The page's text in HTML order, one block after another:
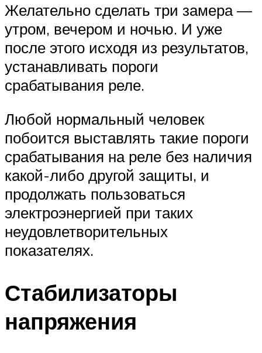
Желательно сделать три замера —
утром, вечером и ночью. И уже
после этого исходя из результатов,
устанавливать пороги
срабатывания реле.
Любой нормальный человек
побоится выставлять такие пороги
срабатывания на реле без наличия
какой-либо другой защиты, и
продолжать пользоваться
электроэнергией при таких
неудовлетворительных
показателях.
Стабилизаторы
напряжения